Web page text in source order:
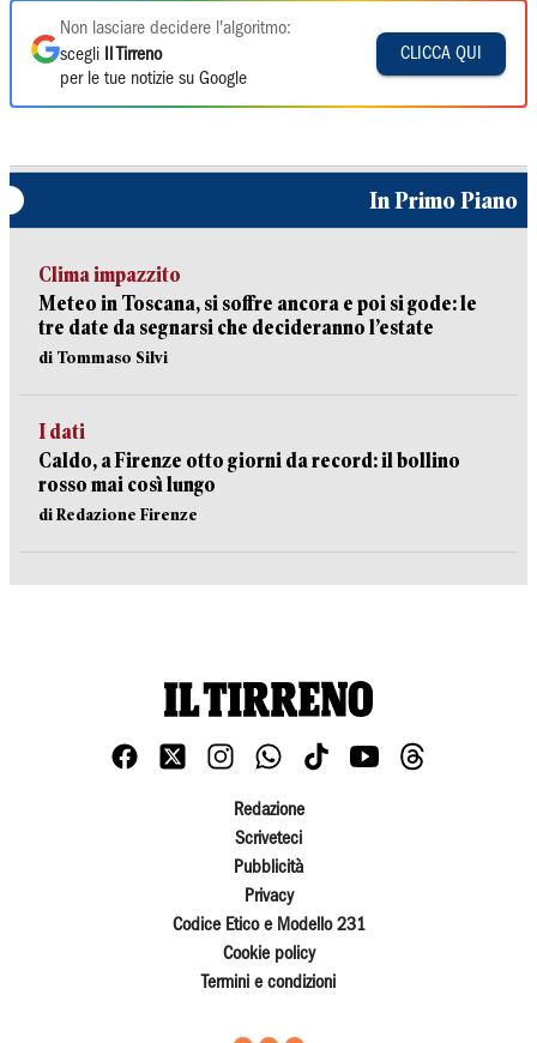
Non lasciare decidere l'algoritmo:
scegli
Il Tirreno
per le tue notizie su Google
CLICCA QUI
In Primo Piano
Clima impazzito
Meteo in Toscana, si soffre ancora e poi si gode: le
tre date da segnarsi che decideranno l’estate
di Tommaso Silvi
I dati
Caldo, a Firenze otto giorni da record: il bollino
rosso mai così lungo
di Redazione Firenze
Redazione
Scriveteci
Pubblicità
Privacy
Codice Etico e Modello 231
Cookie policy
Termini e condizioni